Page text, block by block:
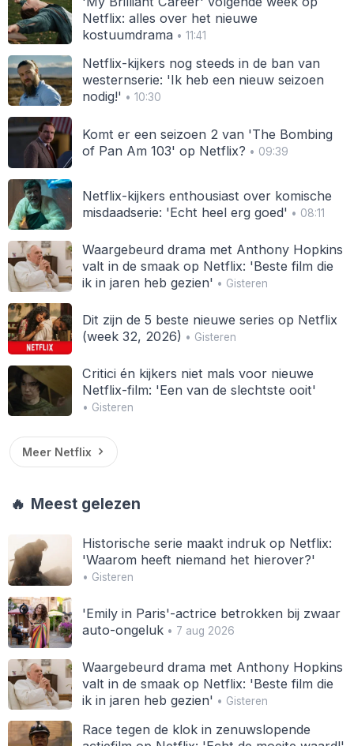
Netflix: alles over het nieuwe
kostuumdrama• 11:41
Netflix-kijkers nog steeds in de ban van
westernserie: 'Ik heb een nieuw seizoen
nodig!' • 10:30
Komt er een seizoen 2 van 'The Bombing
of Pan Am 103' op Netflix? • 09:39
Netflix-kijkers enthousiast over komische
misdaadserie: 'Echt heel erg goed' • 08:11
Waargebeurd drama met Anthony Hopkins
valt in de smaak op Netflix: 'Beste film die
ik in jaren heb gezien' • Gisteren
Dit zijn de 5 beste nieuwe series op Netflix
(week 32, 2026) • Gisteren
Critici én kijkers niet mals voor nieuwe
Netflix-film: 'Een van de slechtste ooit'
• Gisteren
Meer Netflix
🔥 Meest gelezen
Historische serie maakt indruk op Netflix:
'Waarom heeft niemand het hierover?'
• Gisteren
'Emily in Paris'-actrice betrokken bij zwaar
auto-ongeluk• 7 aug 2026
Waargebeurd drama met Anthony Hopkins
valt in de smaak op Netflix: 'Beste film die
ik in jaren heb gezien' • Gisteren
Race tegen de klok in zenuwslopende